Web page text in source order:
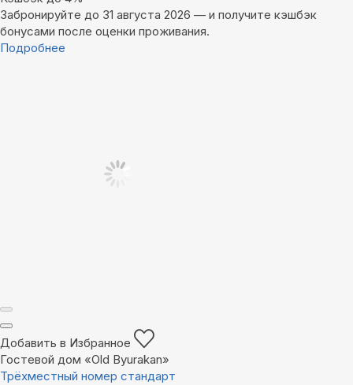
Забронируйте до 31 августа 2026 — и получите кэшбэк
бонусами после оценки проживания.
Подробнее
Добавить в Избранное
Гостевой дом «Old Byurakan»
Трёхместный номер стандарт